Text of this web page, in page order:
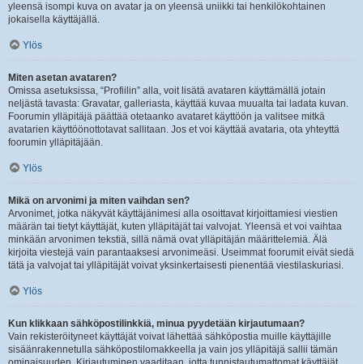
yleensä isompi kuva on avatar ja on yleensä uniikki tai henkilökohtainen
jokaisella käyttäjällä.
Ylös
Miten asetan avataren?
Omissa asetuksissa, “Profiilin” alla, voit lisätä avataren käyttämällä jotain
neljästä tavasta: Gravatar, galleriasta, käyttää kuvaa muualta tai ladata kuvan.
Foorumin ylläpitäjä päättää otetaanko avataret käyttöön ja valitsee mitkä
avatarien käyttöönottotavat sallitaan. Jos et voi käyttää avataria, ota yhteyttä
foorumin ylläpitäjään.
Ylös
Mikä on arvonimi ja miten vaihdan sen?
Arvonimet, jotka näkyvät käyttäjänimesi alla osoittavat kirjoittamiesi viestien
määrän tai tietyt käyttäjät, kuten ylläpitäjät tai valvojat. Yleensä et voi vaihtaa
minkään arvonimen tekstiä, sillä nämä ovat ylläpitäjän määrittelemiä. Älä
kirjoita viestejä vain parantaaksesi arvonimeäsi. Useimmat foorumit eivät siedä
tätä ja valvojat tai ylläpitäjät voivat yksinkertaisesti pienentää viestilaskuriasi.
Ylös
Kun klikkaan sähköpostilinkkiä, minua pyydetään kirjautumaan?
Vain rekisteröityneet käyttäjät voivat lähettää sähköpostia muille käyttäjille
sisäänrakennetulla sähköpostilomakkeella ja vain jos ylläpitäjä sallii tämän